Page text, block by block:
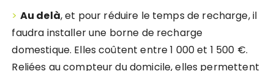
> Au delà, et pour réduire le temps de recharge, il
faudra installer une borne de recharge
domestique. Elles coûtent entre 1 000 et 1 500 €.
Reliées au compteur du domicile, elles permettent